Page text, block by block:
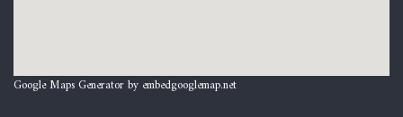
Google Maps Generator by embedgooglemap.net